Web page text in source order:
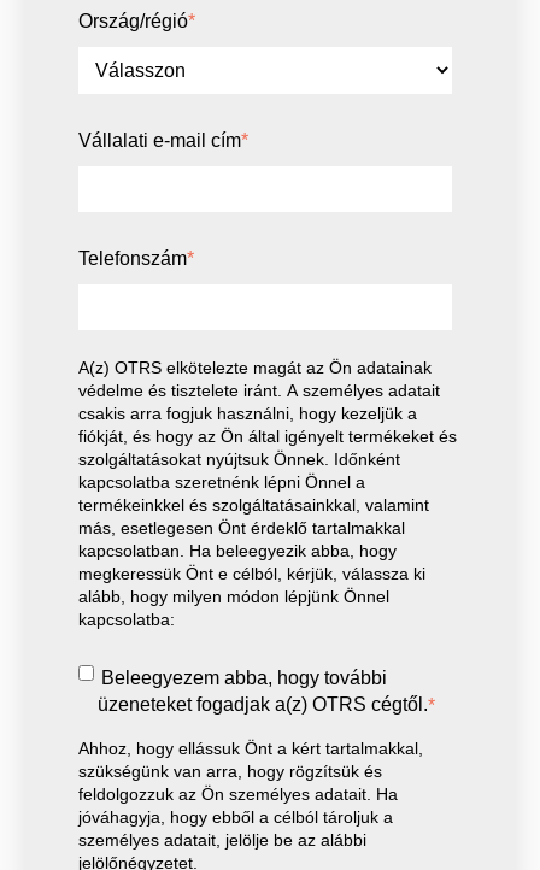
Ország/régió*
Vállalati e-mail cím*
Telefonszám*
A(z) OTRS elkötelezte magát az Ön adatainak
védelme és tisztelete iránt. A személyes adatait
csakis arra fogjuk használni, hogy kezeljük a
fiókját, és hogy az Ön által igényelt termékeket és
szolgáltatásokat nyújtsuk Önnek. Időnként
kapcsolatba szeretnénk lépni Önnel a
termékeinkkel és szolgáltatásainkkal, valamint
más, esetlegesen Önt érdeklő tartalmakkal
kapcsolatban. Ha beleegyezik abba, hogy
megkeressük Önt e célból, kérjük, válassza ki
alább, hogy milyen módon lépjünk Önnel
kapcsolatba:
Beleegyezem abba, hogy további
üzeneteket fogadjak a(z) OTRS cégtől.*
Ahhoz, hogy ellássuk Önt a kért tartalmakkal,
szükségünk van arra, hogy rögzítsük és
feldolgozzuk az Ön személyes adatait. Ha
jóváhagyja, hogy ebből a célból tároljuk a
személyes adatait, jelölje be az alábbi
jelölőnégyzetet.